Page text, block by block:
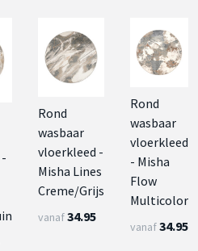
Rond
wasbaar
vloerkleed -
Misha Lines
Creme/Grijs
vanaf34.95
Rond
wasbaar
vloerkleed
- Misha
Flow
Multicolor
vanaf34.95